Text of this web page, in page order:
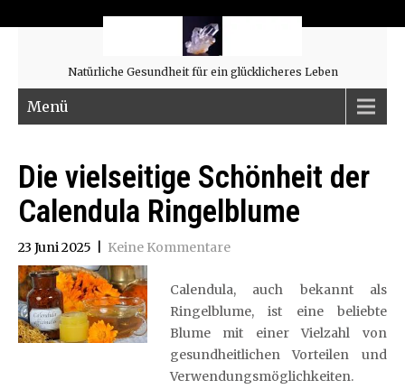
Natürliche Gesundheit für ein glücklicheres Leben
Menü
Die vielseitige Schönheit der
Calendula Ringelblume
23 Juni 2025 Keine Kommentare
Calendula, auch bekannt als
Ringelblume, ist eine beliebte
Blume mit einer Vielzahl von
gesundheitlichen Vorteilen und
Verwendungsmöglichkeiten.